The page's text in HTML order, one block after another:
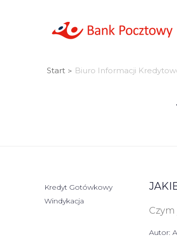
Start > Biuro Informacji
Kredyt Gotówkowy
Windykacja
Autor: